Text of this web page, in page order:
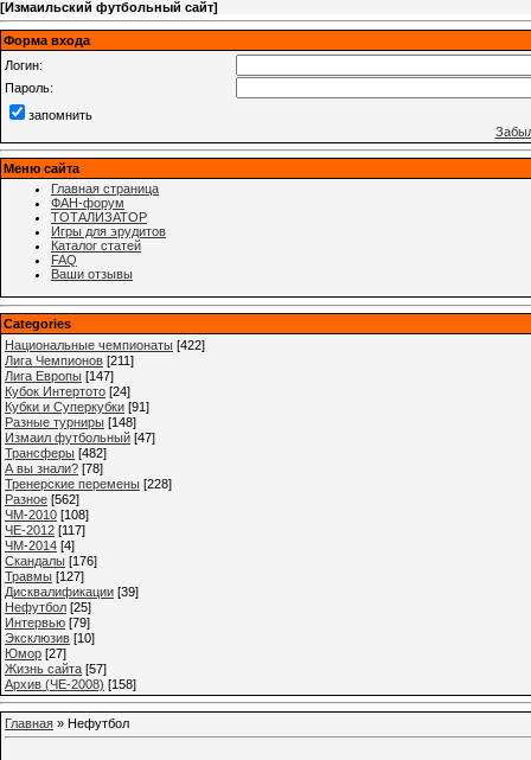
[Измаильский футбольный сайт]
Форма входа
Логин:
Пароль:
запомнить
Меню сайта
Главная страница
ФАН-форум
ТОТАЛИЗАТОР
Игры для эрудитов
Каталог статей
FAQ
Ваши отзывы
Categories
Национальные чемпионаты [422]
Лига Чемпионов [211]
Лига Европы [147]
Кубок Интертото [24]
Кубки и Суперкубки [91]
Разные турниры [148]
Измаил футбольный [47]
Трансферы [482]
А вы знали? [78]
Тренерские перемены [228]
Разное [562]
ЧМ-2010 [108]
ЧЕ-2012 [117]
ЧМ-2014 [4]
Cкандалы [176]
Травмы [127]
Дисквалификации [39]
Нефутбол [25]
Интервью [79]
Эксклюзив [10]
Юмор [27]
Жизнь сайта [57]
Архив (ЧЕ-2008) [158]
Главная » Нефутбол